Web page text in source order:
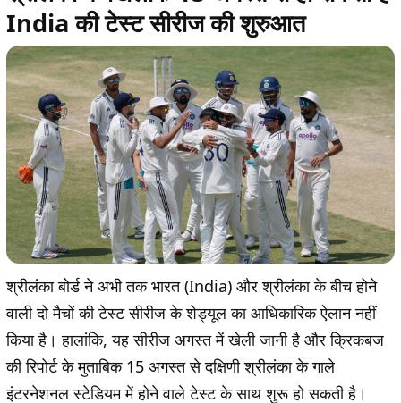
India की टेस्ट सीरीज की शुरुआत
श्रीलंका बोर्ड ने अभी तक भारत (India) और श्रीलंका के बीच होने
वाली दो मैचों की टेस्ट सीरीज के शेड्यूल का आधिकारिक ऐलान नहीं
किया है। हालांकि, यह सीरीज अगस्त में खेली जानी है और क्रिकबज
की रिपोर्ट के मुताबिक 15 अगस्त से दक्षिणी श्रीलंका के गाले
इंटरनेशनल स्टेडियम में होने वाले टेस्ट के साथ शुरू हो सकती है।